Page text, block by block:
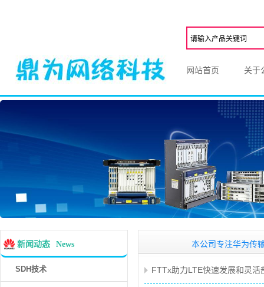
网站首页 关于
新闻动态 News
SDH技术
本公司专注华为传输设备
FTTx助力LTE快速发展和灵活